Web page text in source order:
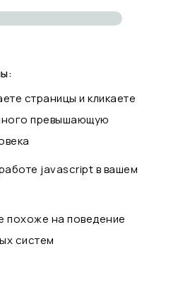
страницы и кликаете
превышающую
javascript в вашем
похоже на поведение
систем